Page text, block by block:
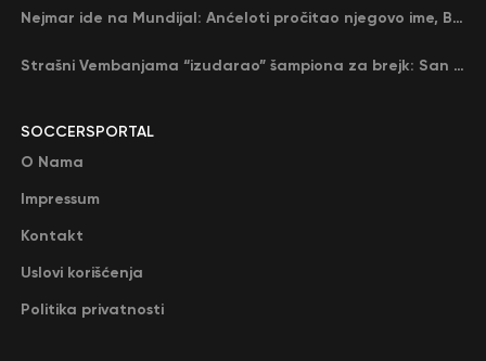
SOCCERSPORTAL
O Nama
Impressum
Kontakt
Uslovi korišćenja
Politika privatnosti
Nejmar ide na Mundijal: Anćeloti pročitao njegovo ime, Brazil u delirijumu (VIDEO)
Strašni Vembanjama “izudarao” šampiona za brejk: San Antonio poveo protiv Oklahome